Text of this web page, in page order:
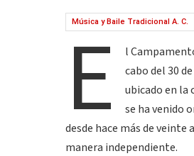
Música y Baile Tradicional A. C.
E
l
cabo del 30
ubicado en la
se ha venido
desde hace más de
manera independiente.